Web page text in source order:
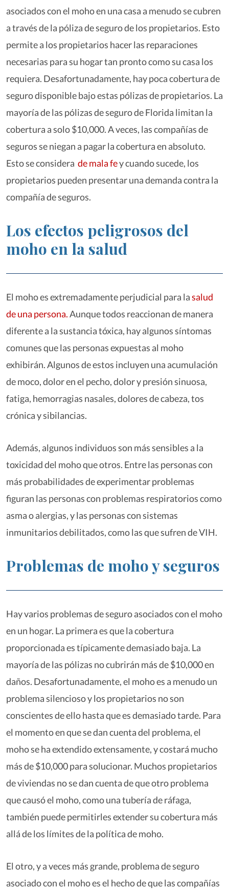
asociados con el moho en una casa a menudo se cubren
a través de la póliza de seguro de los propietarios. Esto
permite a los propietarios hacer las reparaciones
necesarias para su hogar tan pronto como su casa los
requiera. Desafortunadamente, hay poca cobertura de
seguro disponible bajo estas pólizas de propietarios. La
mayoría de las pólizas de seguro de Florida limitan la
cobertura a solo $10,000. A veces, las compañías de
seguros se niegan a pagar la cobertura en absoluto.
Esto se considera de mala fey cuando sucede, los
propietarios pueden presentar una demanda contra la
compañía de seguros.
Los efectos peligrosos del
moho en la salud
El moho es extremadamente perjudicial para lasalud
de una persona.Aunque todos reaccionan de manera
diferente a la sustancia tóxica, hay algunos síntomas
comunes que las personas expuestas al moho
exhibirán. Algunos de estos incluyen una acumulación
de moco, dolor en el pecho, dolor y presión sinuosa,
fatiga, hemorragias nasales, dolores de cabeza, tos
crónica y sibilancias.
Además, algunos individuos son más sensibles a la
toxicidad del moho que otros. Entre las personas con
más probabilidades de experimentar problemas
figuran las personas con problemas respiratorios como
asma o alergias, y las personas con sistemas
inmunitarios debilitados, como las que sufren de VIH.
Problemas de moho y seguros
Hay varios problemas de seguro asociados con el moho
en un hogar. La primera es que la cobertura
proporcionada es típicamente demasiado baja. La
mayoría de las pólizas no cubrirán más de $10,000 en
daños. Desafortunadamente, el moho es a menudo un
problema silencioso y los propietarios no son
conscientes de ello hasta que es demasiado tarde. Para
el momento en que se dan cuenta del problema, el
moho se ha extendido extensamente, y costará mucho
más de $10,000 para solucionar. Muchos propietarios
de viviendas no se dan cuenta de que otro problema
que causó el moho, como una tubería de ráfaga,
también puede permitirles extender su cobertura más
allá de los límites de la política de moho.
El otro, y a veces más grande, problema de seguro
asociado con el moho es el hecho de que las compañías